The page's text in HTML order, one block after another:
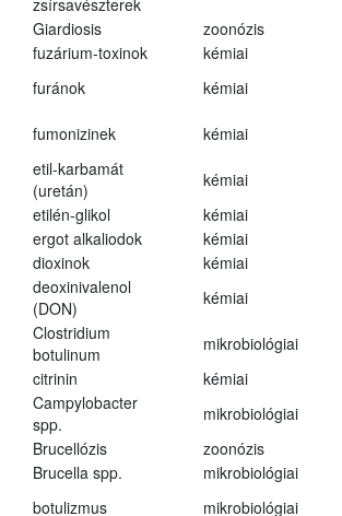
zsírsavészterek
Giardiosis
zoonózis
fuzárium-toxinok
kémiai
furánok
kémiai
fumonizinek
kémiai
etil-karbamát
(uretán)
kémiai
etilén-glikol
kémiai
ergot alkaliodok
kémiai
dioxinok
kémiai
deoxinivalenol
(DON)
kémiai
Clostridium
botulinum
mikrobiológiai
citrinin
kémiai
Campylobacter
spp.
mikrobiológiai
Brucellózis
zoonózis
Brucella spp.
mikrobiológiai
botulizmus
mikrobiológiai